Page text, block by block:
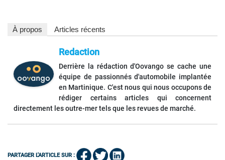
À propos Articles récents
Redaction
Derrière la rédaction d'Oovango se cache une
équipe de passionnés d'automobile implantée
en Martinique. C'est nous qui nous occupons de
rédiger certains articles qui concernent
directement les outre-mer tels que les revues de marché.
PARTAGER L'ARTICLE SUR :